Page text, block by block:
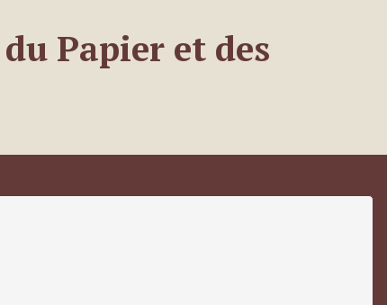
Papier et des